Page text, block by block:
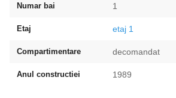
Numar bai 1
Etaj etaj 1
Compartimentare decomandat
Anul constructiei 1989